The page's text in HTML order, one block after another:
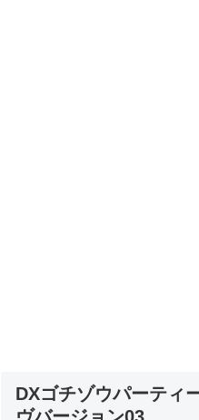
DXゴチゾウパーティ